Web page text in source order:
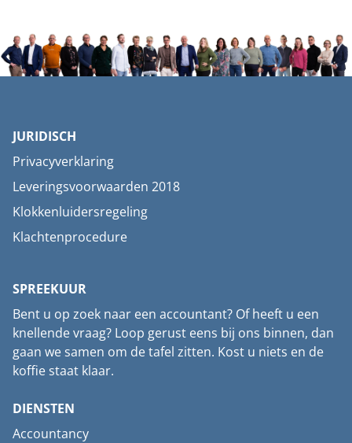
JURIDISCH
Privacyverklaring
Leveringsvoorwaarden 2018
Klokkenluidersregeling
Klachtenprocedure
SPREEKUUR
Bent u op zoek naar een accountant? Of heeft u een
knellende vraag? Loop gerust eens bij ons binnen, dan
gaan we samen om de tafel zitten. Kost u niets en de
koffie staat klaar.
DIENSTEN
Accountancy